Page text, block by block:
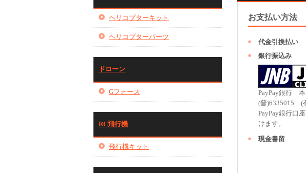
ヘリコプターキット
ヘリコプターパーツ
ドローン
Gフォース
RC飛行機
飛行機キット
お支払い方法
代金引換払い
銀行振込み
PayPay銀行
(普)6335015 (
PayPay銀行口
けます。
現金書留